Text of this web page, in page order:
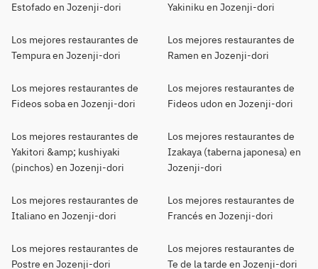
Estofado en Jozenji-dori
Yakiniku en Jozenji-dori
Los mejores restaurantes de
Tempura en Jozenji-dori
Los mejores restaurantes de
Ramen en Jozenji-dori
Los mejores restaurantes de
Fideos soba en Jozenji-dori
Los mejores restaurantes de
Fideos udon en Jozenji-dori
Los mejores restaurantes de
Yakitori &amp; kushiyaki
(pinchos) en Jozenji-dori
Los mejores restaurantes de
Izakaya (taberna japonesa) en
Jozenji-dori
Los mejores restaurantes de
Italiano en Jozenji-dori
Los mejores restaurantes de
Francés en Jozenji-dori
Los mejores restaurantes de
Postre en Jozenji-dori
Los mejores restaurantes de
Te de la tarde en Jozenji-dori